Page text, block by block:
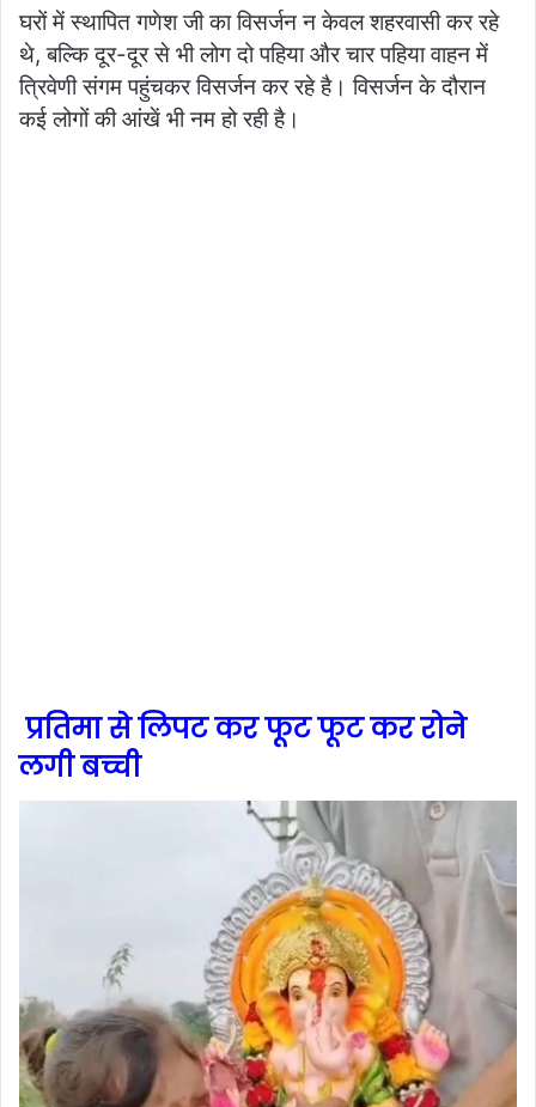
घरों में स्थापित गणेश जी का विसर्जन न केवल शहरवासी कर रहे
थे, बल्कि दूर-दूर से भी लोग दो पहिया और चार पहिया वाहन में
त्रिवेणी संगम पहुंचकर विसर्जन कर रहे है। विसर्जन के दौरान
कई लोगों की आंखें भी नम हो रही है।
प्रतिमा से लिपट कर फूट फूट कर रोने
लगी बच्ची